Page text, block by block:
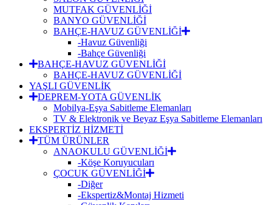
MUTFAK GÜVENLİĞİ
BANYO GÜVENLİĞİ
BAHÇE-HAVUZ GÜVENLİĞİ
-Havuz Güvenliği
-Bahçe Güvenliği
BAHÇE-HAVUZ GÜVENLİĞİ
BAHÇE-HAVUZ GÜVENLİĞİ
YAŞLI GÜVENLİK
DEPREM-YOTA GÜVENLİK
Mobilya-Eşya Sabitleme Elemanları
TV & Elektronik ve Beyaz Eşya Sabitleme Elemanları
EKSPERTİZ HİZMETİ
TÜM ÜRÜNLER
ANAOKULU GÜVENLİĞİ
-Köşe Koruyucuları
ÇOCUK GÜVENLİĞİ
-Diğer
-Ekspertiz&Montaj Hizmeti